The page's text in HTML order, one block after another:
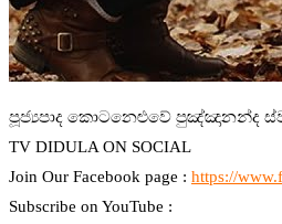
⁣පූජ්‍යපාද කොටනෙළුවේ පුඤ්ඤානන්ද
TV DIDULA ON SOCIAL
Join Our Facebook page : https://
Subscribe on YouTube :